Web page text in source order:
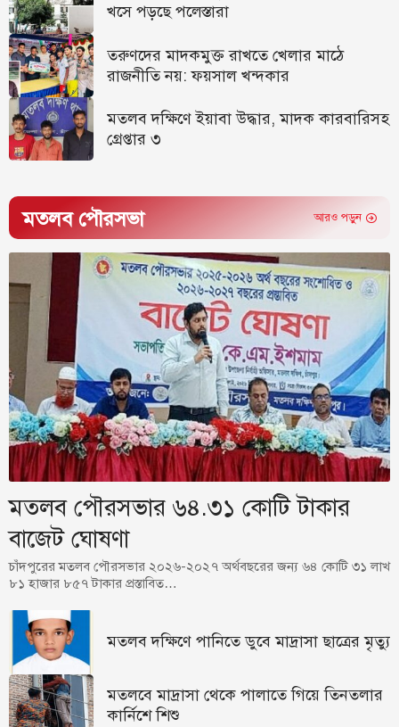
খসে পড়ছে পলেস্তারা
তরুণদের মাদকমুক্ত রাখতে খেলার মাঠে
রাজনীতি নয়: ফয়সাল খন্দকার
মতলব দক্ষিণে ইয়াবা উদ্ধার, মাদক কারবারিসহ
গ্রেপ্তার ৩
মতলব পৌরসভা আরও পড়ুন
মতলব পৌরসভার ৬৪.৩১ কোটি টাকার
বাজেট ঘোষণা
চাঁদপুরের মতলব পৌরসভার ২০২৬-২০২৭ অর্থবছরের জন্য ৬৪ কোটি ৩১ লাখ
৮১ হাজার ৮৫৭ টাকার প্রস্তাবিত…
মতলব দক্ষিণে পানিতে ডুবে মাদ্রাসা ছাত্রের মৃত্যু
মতলবে মাদ্রাসা থেকে পালাতে গিয়ে তিনতলার
কার্নিশে শিশু